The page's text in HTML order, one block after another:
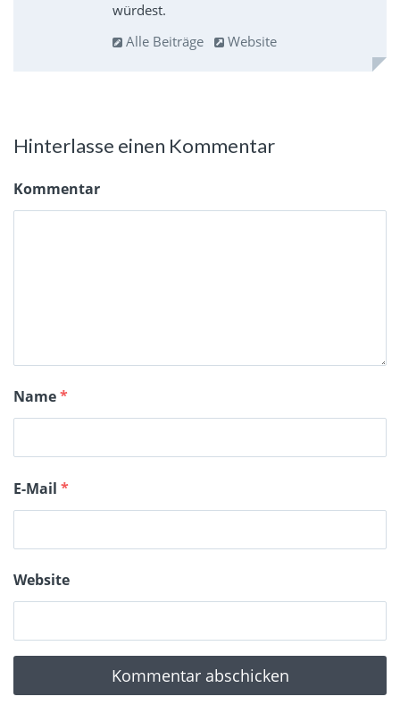
würdest.
Alle Beiträge
Website
Hinterlasse einen Kommentar
Kommentar
Name*
E-Mail *
Website